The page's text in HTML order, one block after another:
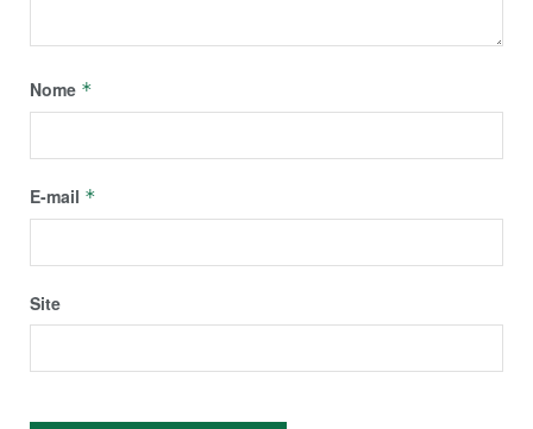
Nome *
E-mail *
Site